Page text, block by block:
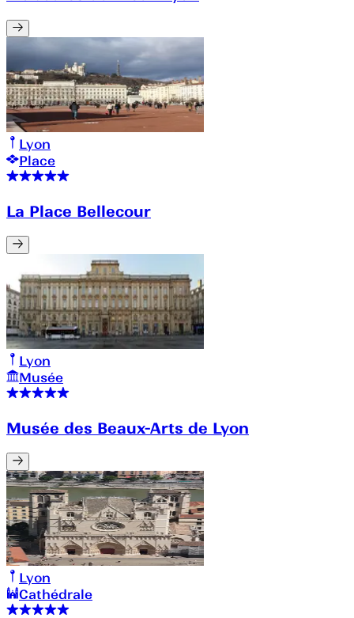
Lyon
Place
La Place Bellecour
Lyon
Musée
Musée des Beaux-Arts de Lyon
Lyon
Cathédrale